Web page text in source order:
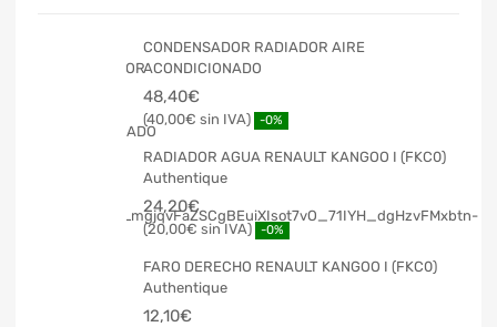
CONDENSADOR RADIADOR AIRE
ACONDICIONADO
48,40€
40,00€ -0%
RADIADOR AGUA RENAULT KANGOO I (FKC0)
Authentique
24,20€
20,00€ -0%
FARO DERECHO RENAULT KANGOO I (FKC0)
Authentique
12,10€